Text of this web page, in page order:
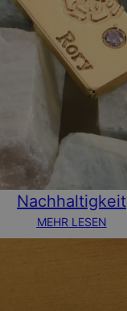
Nachhaltigkeit
MEHR LESEN